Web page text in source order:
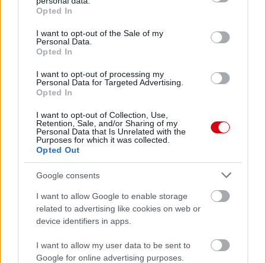
grant or deny consent to Google and its third-party tags to
use your data for below specified purposes in below Google
consent section.
Opted In
I want to opt-out of the Sale of my
Personal Data.
Opted In
I want to opt-out of processing my
Personal Data for Targeted Advertising.
Opted In
I want to opt-out of Collection, Use,
Retention, Sale, and/or Sharing of my
Personal Data that Is Unrelated with the
Purposes for which it was collected.
Opted Out
Google consents
I want to allow Google to enable storage
related to advertising like cookies on web or
device identifiers in apps.
I want to allow my user data to be sent to
Google for online advertising purposes.
Meccs Center